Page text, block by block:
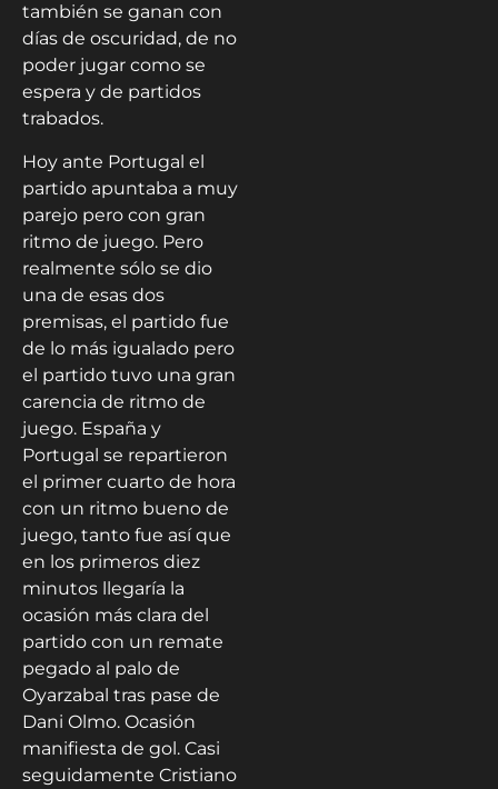
también se ganan con
días de oscuridad, de no
poder jugar como se
espera y de partidos
trabados.
Hoy ante Portugal el
partido apuntaba a muy
parejo pero con gran
ritmo de juego. Pero
realmente sólo se dio
una de esas dos
premisas, el partido fue
de lo más igualado pero
el partido tuvo una gran
carencia de ritmo de
juego. España y
Portugal se repartieron
el primer cuarto de hora
con un ritmo bueno de
juego, tanto fue así que
en los primeros diez
minutos llegaría la
ocasión más clara del
partido con un remate
pegado al palo de
Oyarzabal tras pase de
Dani Olmo. Ocasión
manifiesta de gol. Casi
seguidamente Cristiano